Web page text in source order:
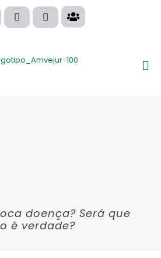
doença? Será que
é verdade?